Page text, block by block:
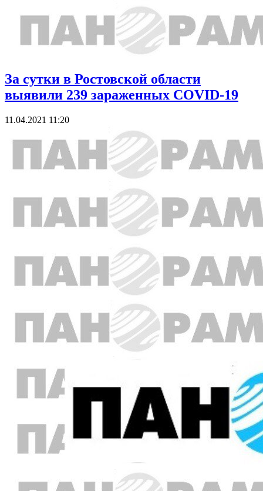
За сутки в Ростовской области
выявили 239 зараженных COVID-19
11.04.2021 11:20